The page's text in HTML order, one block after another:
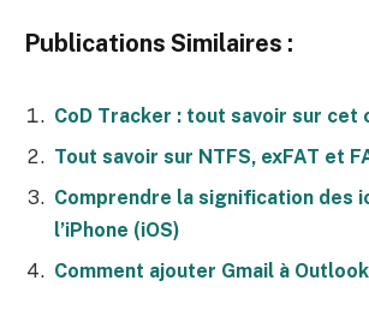
Publications Similaires :
CoD Tracker : tout savoir sur cet
Tout savoir sur NTFS, exFAT et
Comprendre la signification des
l’iPhone (iOS)
Comment ajouter Gmail à